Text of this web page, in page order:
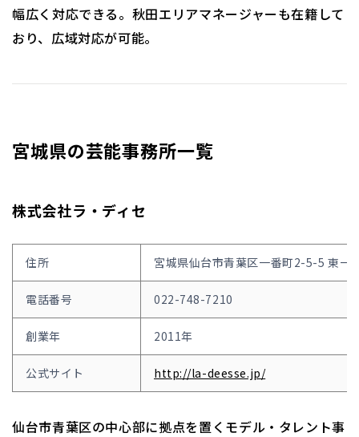
幅広く対応できる。秋田エリアマネージャーも在籍して
おり、広域対応が可能。
宮城県の芸能事務所一覧
株式会社ラ・ディセ
住所 宮城県仙台市青葉区一番町2-5-5 東一
電話番号 022-748-7210
創業年 2011年
公式サイト http://la-deesse.jp/
仙台市青葉区の中心部に拠点を置くモデル・タレント事